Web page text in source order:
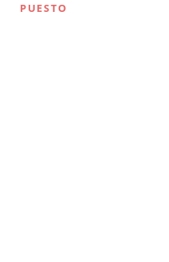
PUESTO